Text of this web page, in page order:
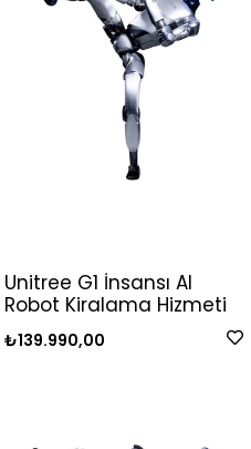
Unitree G1 İnsansı AI
Robot Kiralama Hizmeti
₺139.990,00